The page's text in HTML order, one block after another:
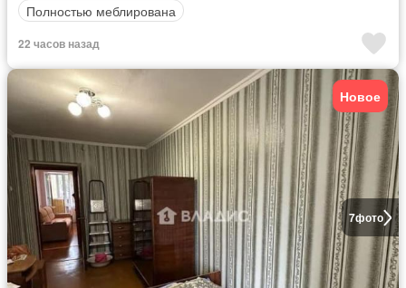
Полностью меблирована
22 часов назад
7фото
Новое